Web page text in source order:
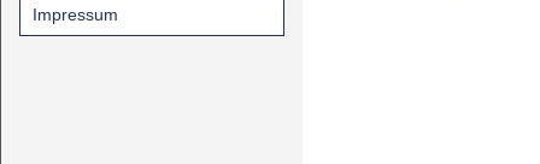
Impressum